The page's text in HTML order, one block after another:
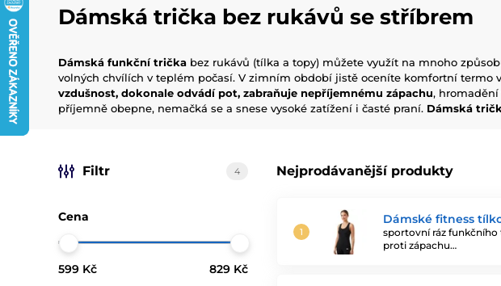
Dámská trička bez rukávů se stříbrem
Dámská funkční trička bez rukávů (tílka a topy) můžete využít na mnoho
volných chvílích v teplém počasí. V zimním období jistě oceníte komfortní
vzdušnost, dokonale odvádí pot, zabraňuje nepříjemnému zápachu,
příjemně obepne, nemačká se a snese vysoké zatížení i časté praní. Dámská
Nejprodávanější produkty
Dámské fitness
sportovní ráz funkčního
proti zápachu…
Filtr 4
Cena
599 Kč 829 Kč